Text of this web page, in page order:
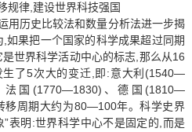
规律,建设世界科技强国
用历史比较法和数量分析法进一步揭
如果把一个国家的科学成果超过同期
世界科学活动中心的标志,那么从16
了5次大的变迁,即:意大利(1540—
法国(1770—1830)、德国(1810—
周期大约为80—100年。科学史界
”表明:世界科学中心不是固定的,而是